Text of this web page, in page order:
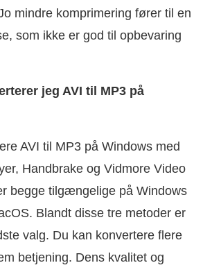
mindre komprimering fører til en
som ikke er god til opbevaring
jeg AVI til MP3 på
AVI til MP3 på Windows med
Handbrake og Vidmore Video
begge tilgængelige på Windows
Blandt disse tre metoder er
valg. Du kan konvertere flere
betjening. Dens kvalitet og